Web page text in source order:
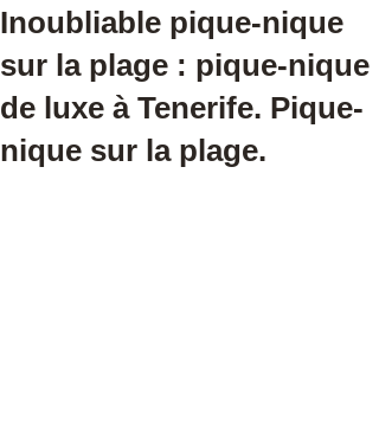
Inoubliable pique-nique
sur la plage : pique-nique
de luxe à Tenerife. Pique-
nique sur la plage.